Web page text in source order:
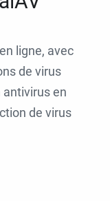
ligne, avec
de virus
en
de virus